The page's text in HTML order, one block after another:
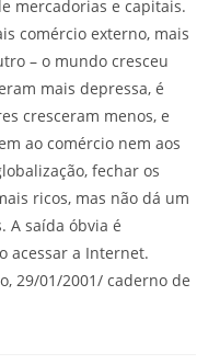
mercadorias e capitais.
comércio externo, mais
– o mundo cresceu
mais depressa, é
cresceram menos, e
ao comércio nem aos
fechar os
ricos, mas não dá um
A saída óbvia é
acessar a Internet.
29/01/2001/ caderno de